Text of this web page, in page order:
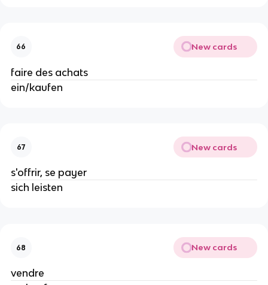
66 New cards
faire des achats
ein/kaufen
67 New cards
s'offrir, se payer
sich leisten
68 New cards
vendre